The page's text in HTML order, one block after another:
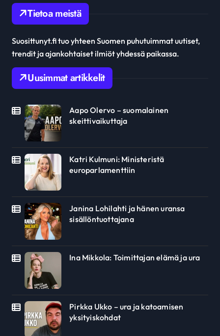
Tietoa meistä
Suosittunyt.fi tuo yhteen Suomen puhutuimmat uutiset,
trendit ja ajankohtaiset ilmiöt yhdessä paikassa.
Uusimmat artikkelit
Aapo Olervo – suomalainen
skeittivaikuttaja
Katri Kulmuni: Ministeristä
europarlamenttiin
Janina Lohilahti ja hänen uransa
sisällöntuottajana
Ina Mikkola: Toimittajan elämä ja ura
Pirkka Ukko – ura ja katoamisen
yksityiskohdat